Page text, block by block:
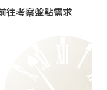
往考察盤點需求